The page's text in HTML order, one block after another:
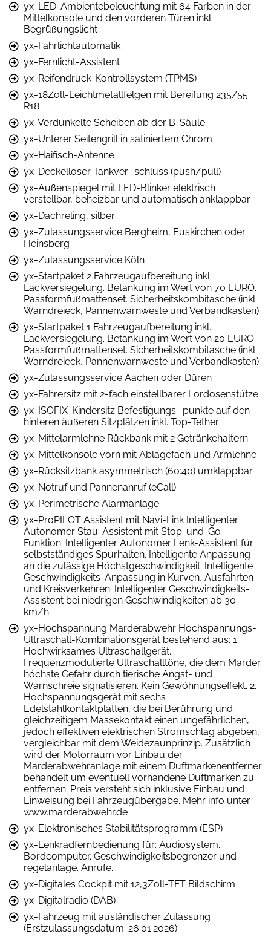
yx-LED-Ambientebeleuchtung mit 64 Farben in der
Mittelkonsole und den vorderen Türen inkl.
Begrüßungslicht
yx-Fahrlichtautomatik
yx-Fernlicht-Assistent
yx-Reifendruck-Kontrollsystem (TPMS)
yx-18Zoll-Leichtmetallfelgen mit Bereifung 235/55
R18
yx-Verdunkelte Scheiben ab der B-Säule
yx-Unterer Seitengrill in satiniertem Chrom
yx-Haifisch-Antenne
yx-Deckelloser Tankver- schluss (push/pull)
yx-Außenspiegel mit LED-Blinker elektrisch
verstellbar, beheizbar und automatisch anklappbar
yx-Dachreling, silber
yx-Zulassungsservice Bergheim, Euskirchen oder
Heinsberg
yx-Zulassungsservice Köln
yx-Startpaket 2 Fahrzeugaufbereitung inkl.
Lackversiegelung. Betankung im Wert von 70 EURO.
Passformfußmattenset. Sicherheitskombitasche (inkl.
Warndreieck, Pannenwarnweste und Verbandkasten).
yx-Startpaket 1 Fahrzeugaufbereitung inkl.
Lackversiegelung. Betankung im Wert von 20 EURO.
Passformfußmattenset. Sicherheitskombitasche (inkl.
Warndreieck, Pannenwarnweste und Verbandkasten).
yx-Zulassungsservice Aachen oder Düren
yx-Fahrersitz mit 2-fach einstellbarer Lordosenstütze
yx-ISOFIX-Kindersitz Befestigungs- punkte auf den
hinteren äußeren Sitzplätzen inkl. Top-Tether
yx-Mittelarmlehne Rückbank mit 2 Getränkehaltern
yx-Mittelkonsole vorn mit Ablagefach und Armlehne
yx-Rücksitzbank asymmetrisch (60:40) umklappbar
yx-Notruf und Pannenanruf (eCall)
yx-Perimetrische Alarmanlage
yx-ProPILOT Assistent mit Navi-Link Intelligenter
Autonomer Stau-Assistent mit Stop-und-Go-
Funktion. Intelligenter Autonomer Lenk-Assistent für
selbstständiges Spurhalten. Intelligente Anpassung
an die zulässige Höchstgeschwindigkeit. Intelligente
Geschwindigkeits-Anpassung in Kurven, Ausfahrten
und Kreisverkehren. Intelligenter Geschwindigkeits-
Assistent bei niedrigen Geschwindigkeiten ab 30
km/h.
yx-Hochspannung Marderabwehr Hochspannungs-
Ultraschall-Kombinationsgerät bestehend aus: 1.
Hochwirksames Ultraschallgerät.
Frequenzmodulierte Ultraschalltöne, die dem Marder
höchste Gefahr durch tierische Angst- und
Warnschreie signalisieren. Kein Gewöhnungseffekt. 2.
Hochspannungsgerät mit sechs
Edelstahlkontaktplatten, die bei Berührung und
gleichzeitigem Massekontakt einen ungefährlichen,
jedoch effektiven elektrischen Stromschlag abgeben,
vergleichbar mit dem Weidezaunprinzip. Zusätzlich
wird der Motorraum vor Einbau der
Marderabwehranlage mit einem Duftmarkenentferner
behandelt um eventuell vorhandene Duftmarken zu
entfernen. Preis versteht sich inklusive Einbau und
Einweisung bei Fahrzeugübergabe. Mehr info unter
www.marderabwehr.de
yx-Elektronisches Stabilitätsprogramm (ESP)
yx-Lenkradfernbedienung für: Audiosystem.
Bordcomputer. Geschwindigkeitsbegrenzer und -
regelanlage. Anrufe.
yx-Digitales Cockpit mit 12,3Zoll-TFT Bildschirm
yx-Digitalradio (DAB)
yx-Fahrzeug mit ausländischer Zulassung
(Erstzulassungsdatum: 26.01.2026)